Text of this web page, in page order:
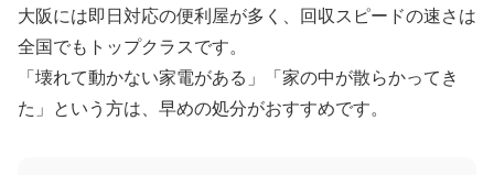
大阪には即日対応の便利屋が多く、回収スピードの速さは
全国でもトップクラスです。
「壊れて動かない家電がある」「家の中が散らかってき
た」という方は、早めの処分がおすすめです。